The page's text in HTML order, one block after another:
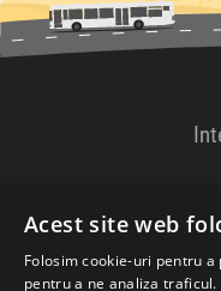
Acest site web
Folosim cookie-uri pentru
pentru a ne analiza